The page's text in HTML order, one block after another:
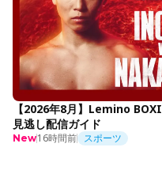
【2026年8月】Lemino
見逃し配信ガイド
New16時間前 スポーツ